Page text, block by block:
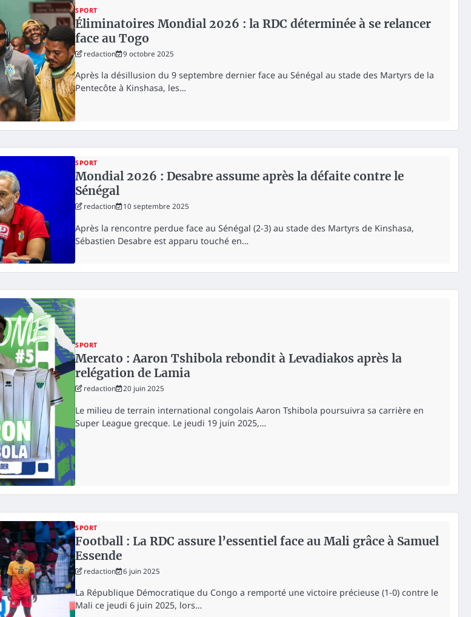
SPORT
Éliminatoires Mondial 2026 : la RDC déterminée à se relancer
face au Togo
redaction 9 octobre 2025
Après la désillusion du 9 septembre dernier face au Sénégal au stade des Martyrs de la
Pentecôte à Kinshasa, les…
SPORT
Mondial 2026 : Desabre assume après la défaite contre le
Sénégal
redaction 10 septembre 2025
Après la rencontre perdue face au Sénégal (2-3) au stade des Martyrs de Kinshasa,
Sébastien Desabre est apparu touché en…
SPORT
Mercato : Aaron Tshibola rebondit à Levadiakos après la
relégation de Lamia
redaction 20 juin 2025
Le milieu de terrain international congolais Aaron Tshibola poursuivra sa carrière en
Super League grecque. Le jeudi 19 juin 2025,…
SPORT
Football : La RDC assure l’essentiel face au Mali grâce à Samuel
Essende
redaction 6 juin 2025
La République Démocratique du Congo a remporté une victoire précieuse (1-0) contre le
Mali ce jeudi 6 juin 2025, lors…